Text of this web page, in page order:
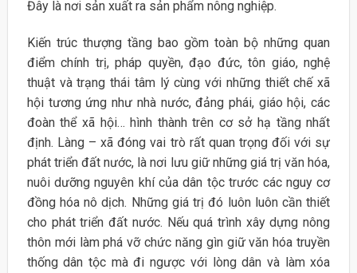
Đây là nơi sản xuất ra sản phẩm nông nghiệp.
Kiến trúc thượng tầng bao gồm toàn bộ những quan
điểm chính trị, pháp quyền, đạo đức, tôn giáo, nghệ
thuật và trạng thái tâm lý cùng với những thiết chế xã
hội tương ứng như nhà nước, đảng phái, giáo hội, các
đoàn thể xã hội… hình thành trên cơ sở hạ tầng nhất
định. Làng – xã đóng vai trò rất quan trọng đối với sự
phát triển đất nước, là nơi lưu giữ những giá trị văn hóa,
nuôi dưỡng nguyên khí của dân tộc trước các nguy cơ
đồng hóa nô dịch. Những giá trị đó luôn luôn cần thiết
cho phát triển đất nước. Nếu quá trình xây dựng nông
thôn mới làm phá vỡ chức năng gìn giữ văn hóa truyền
thống dân tộc mà đi ngược với lòng dân và làm xóa